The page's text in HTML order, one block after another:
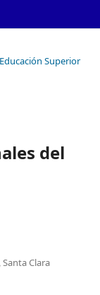
Superior
del
Clara